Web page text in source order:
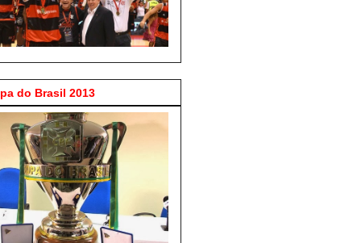
do Brasil 2013